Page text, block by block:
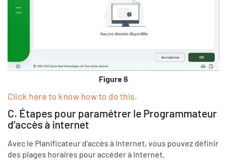
Figure 6
Click here to know how to do this.
C. Étapes pour paramétrer le Programmateur
d’accès à internet
Avec le Planificateur d'accès à Internet, vous pouvez définir
des plages horaires pour accéder à Internet.